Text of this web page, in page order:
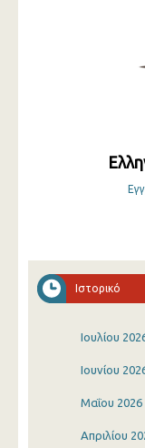
Ιστορικό
Ιουλίου
Ιουνίου
Μαΐου 2026
Απριλίου